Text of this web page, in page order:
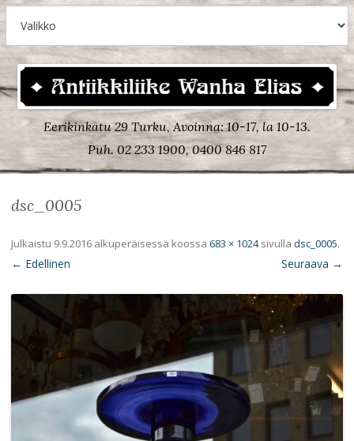
Eerikinkatu 29 Turku, Avoinna: 10-17, la 10-13.
Puh. 02 233 1900, 0400 846 817
dsc_0005
Julkaistu 9.9.2016 alkuperäisessä koossa 683 × 1024sivulla dsc_0005.
← Edellinen Seuraava →